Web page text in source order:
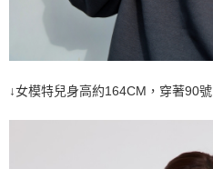
↓女模特兒身高約164CM，穿著90號